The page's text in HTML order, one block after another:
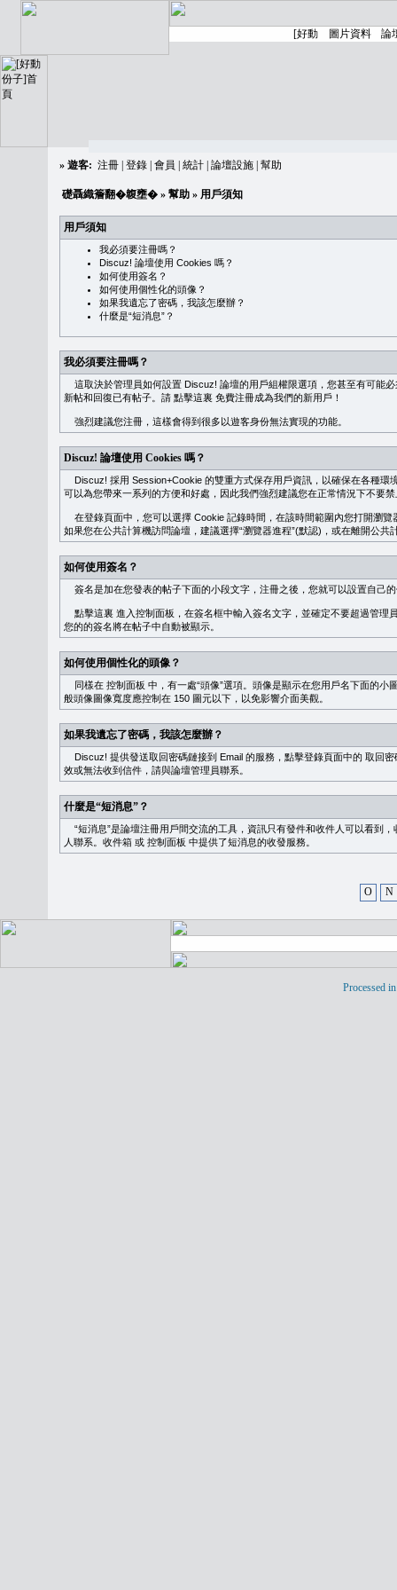
» 遊客: 注冊 登錄 會員 統計 論壇設施 幫助
礎聶織簷翻�䪖壅� » 幫助 » 用戶須知
用戶須知
我必須要注冊嗎？
Discuz! 論壇使用 Cookies 嗎？
如何使用簽名？
如何使用個性化的頭像？
如果我遺忘了密碼，我該怎麼辦？
什麼是“短消息”？
我必須要注冊嗎？
這取決於管理員如何設置 Discuz! 論壇的用戶組權限選項，您甚至有可能
新帖和回復已有帖子。請 點擊這裏 免費注冊成為我們的新用戶！
強烈建議您注冊，這樣會得到很多以遊客身份無法實現的功能。
Discuz! 論壇使用 Cookies 嗎？
Discuz! 採用 Session+Cookie 的雙重方式保存用戶資訊，以確保在各種環
可以為您帶來一系列的方便和好處，因此我們強烈建議您在正常情況下不要
在登錄頁面中，您可以選擇 Cookie 記錄時間，在該時間範圍內您打開瀏
如果您在公共計算機訪問論壇，建議選擇“瀏覽器進程”(默認)，或在離開公共
如何使用簽名？
簽名是加在您發表的帖子下面的小段文字，注冊之後，您就可以設置自己
點擊這裏 進入控制面板，在簽名框中輸入簽名文字，並確定不要超過管
您的的簽名將在帖子中自動被顯示。
如何使用個性化的頭像？
同樣在 控制面板 中，有一處“頭像”選項。頭像是顯示在您用戶名下面的
般頭像圖像寬度應控制在 150 圖元以下，以免影響介面美觀。
如果我遺忘了密碼，我該怎麼辦？
Discuz! 提供發送取回密碼鏈接到 Email 的服務，點擊登錄頁面中的 取回密
效或無法收到信件，請與論壇管理員聯系。
什麼是“短消息”？
“短消息”是論壇注冊用戶間交流的工具，資訊只有發件和收件人可以看到
人聯系。 收件箱 或 控制面板 中提供了短消息的收發服務。
O N
Processed